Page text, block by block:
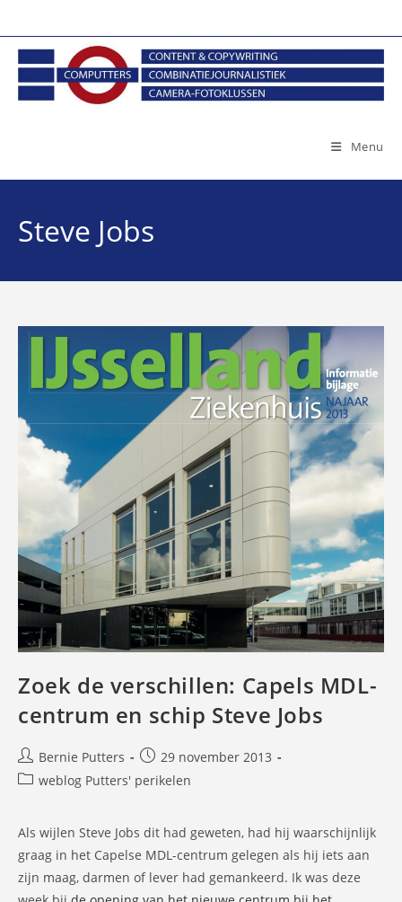
naar
inhoud
Menu
Steve Jobs
Zoek de verschillen: Capels MDL-
centrum en schip Steve Jobs
Bericht
auteur:
Bernie Putters
Bericht
gepubliceerd
29 november 2013
Berichtcategorie:
weblog Putters' perikelen
Als wijlen Steve Jobs dit had geweten, had hij waarschijnlijk
graag in het Capelse MDL-centrum gelegen als hij iets aan
zijn maag, darmen of lever had gemankeerd. Ik was deze